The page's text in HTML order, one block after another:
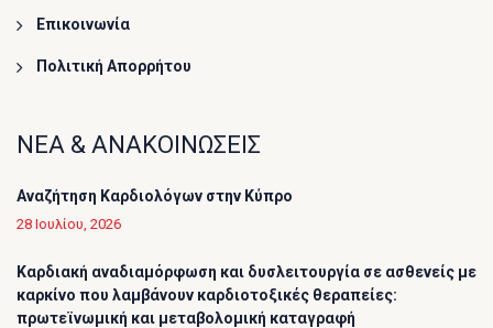
Επικοινωνία
Πολιτική Απορρήτου
ΝΕΑ & ΑΝΑΚΟΙΝΩΣΕΙΣ
Αναζήτηση Καρδιολόγων στην Κύπρο
28 Ιουλίου, 2026
Καρδιακή αναδιαμόρφωση και δυσλειτουργία σε ασθενείς με
καρκίνο που λαμβάνουν καρδιοτοξικές θεραπείες:
πρωτεϊνωμική και μεταβολομική καταγραφή